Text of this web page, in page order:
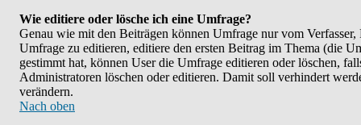
Wie editiere oder lösche ich eine Umfrage?
Genau wie mit den Beiträgen können Umfrage nur vom
Umfrage zu editieren, editiere den ersten Beitrag im Thema (die
gestimmt hat, können User die Umfrage editieren oder löschen,
Administratoren löschen oder editieren. Damit soll verhindert
verändern.
Nach oben